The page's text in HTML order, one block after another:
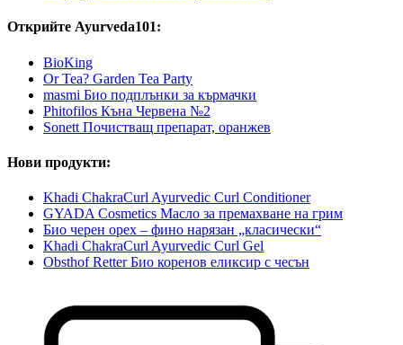
Открийте Ayurveda101:
BioKing
Or Tea? Garden Tea Party
masmi Био подплънки за кърмачки
Phitofilos Къна Червена №2
Sonett Почистващ препарат, оранжев
Нови продукти:
Khadi ChakraCurl Ayurvedic Curl Conditioner
GYADA Cosmetics Масло за премахване на грим
Био черен орех – фино нарязан „класически“
Khadi ChakraCurl Ayurvedic Curl Gel
Obsthof Retter Био коренов еликсир с чесън